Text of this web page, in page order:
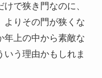
で狭き門なのに、
よりその門が狭くな
年上の中から素敵な
いう理由かもしれま